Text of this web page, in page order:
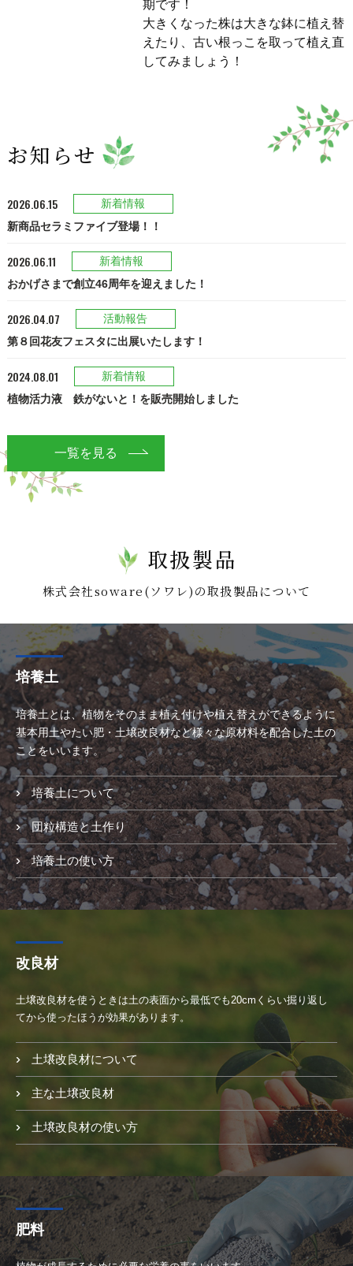
期です！
大きくなった株は大きな鉢に植え替
えたり、古い根っこを取って植え直
してみましょう！
お知らせ
2026.06.15
新着情報
新商品セラミファイブ登場！！
2026.06.11
新着情報
おかげさまで創立46周年を迎えました！
2026.04.07
活動報告
第８回花友フェスタに出展いたします！
2024.08.01
新着情報
植物活力液 鉄がないと！を販売開始しました
一覧を見る
取扱製品
株式会社soware(ソワレ)の取扱製品について
培養土
培養土とは、植物をそのまま植え付けや植え替えができるように
基本用土やたい肥・土壌改良材など様々な原材料を配合した土の
ことをいいます。
培養土について
団粒構造と土作り
培養土の使い方
改良材
土壌改良材を使うときは土の表面から最低でも20cmくらい掘り返し
てから使ったほうが効果があります。
土壌改良材について
主な土壌改良材
土壌改良材の使い方
肥料